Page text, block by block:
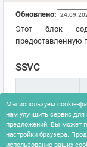
Обновлено:
Этот блок
предоставленную
SSVC
Exploitation
none
Мы используем cookie-
нам улучшить сервис
предложений. Вы может
настройки браузера.
использование ваших